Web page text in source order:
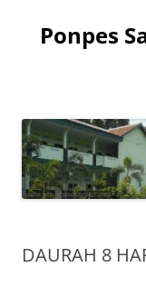
content
Ponpes
DAURAH 8